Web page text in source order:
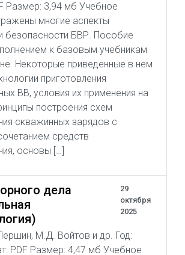
Размер: 3,94 мб Учебное
многие аспекты
безопасности БВР. Пособие
к базовым учебникам
Некоторые приведенные в нем
приготовления
ВВ, условия их применения на
построения схем
скважинных зарядов с
средств
основы […]
дела
29
октября
2025
М.Д. Войтов и др. Год:
PDF Размер: 4,47 мб Учебное